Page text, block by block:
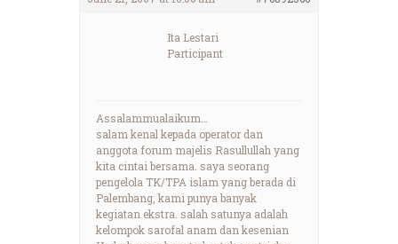
Ita Lestari
Participant
Assalammualaikum…
salam kenal kepada operator dan
anggota forum majelis Rasullullah yang
kita cintai bersama. saya seorang
pengelola TK/TPA islam yang berada di
Palembang, kami punya banyak
kegiatan ekstra. salah satunya adalah
kelompok sarofal anam dan kesenian